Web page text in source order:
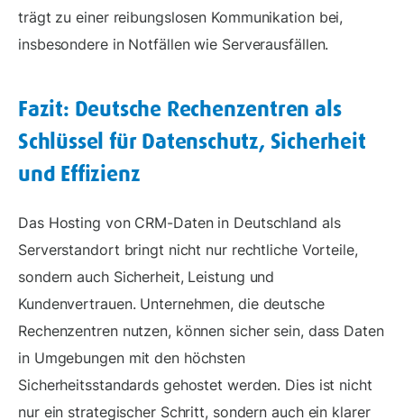
trägt zu einer reibungslosen Kommunikation bei,
insbesondere in Notfällen wie Serverausfällen.
Fazit: Deutsche Rechenzentren als
Schlüssel für Datenschutz, Sicherheit
und Effizienz
Das Hosting von CRM-Daten in Deutschland als
Serverstandort bringt nicht nur rechtliche Vorteile,
sondern auch Sicherheit, Leistung und
Kundenvertrauen. Unternehmen, die deutsche
Rechenzentren nutzen, können sicher sein, dass Daten
in Umgebungen mit den höchsten
Sicherheitsstandards gehostet werden. Dies ist nicht
nur ein strategischer Schritt, sondern auch ein klarer